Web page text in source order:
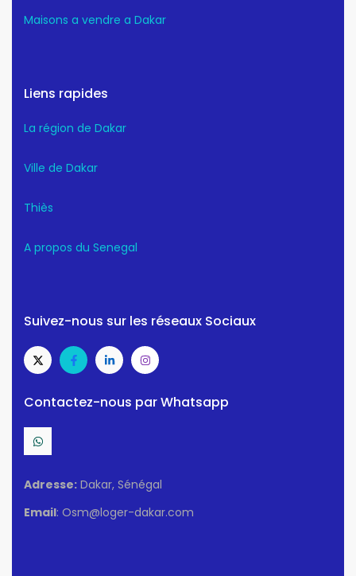
Maisons a vendre a Dakar
Liens rapides
La région de Dakar
Ville de Dakar
Thiès
A propos du Senegal
Suivez-nous sur les réseaux Sociaux
Contactez-nous par Whatsapp
Adresse: Dakar, Sénégal
Email: Osm@loger-dakar.com